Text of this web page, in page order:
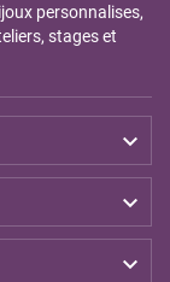
personnalises,
stages et


